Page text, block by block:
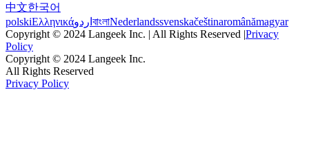
中文한국어
polskiΕλληνικάاردو বাংলাNederlandssvenskačeštinaromânămagyar
Copyright © 2024 Langeek Inc. | All Rights Reserved |Privacy
Policy
Copyright © 2024 Langeek Inc.
All Rights Reserved
Privacy Policy